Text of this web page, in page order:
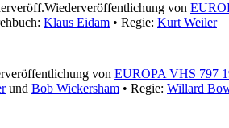
Wiederveröffentlichung von
Klaus Eidam • Regie: Kurt Weiler
von EUROPA VHS 797
und Bob Wickersham • Regie: Willard